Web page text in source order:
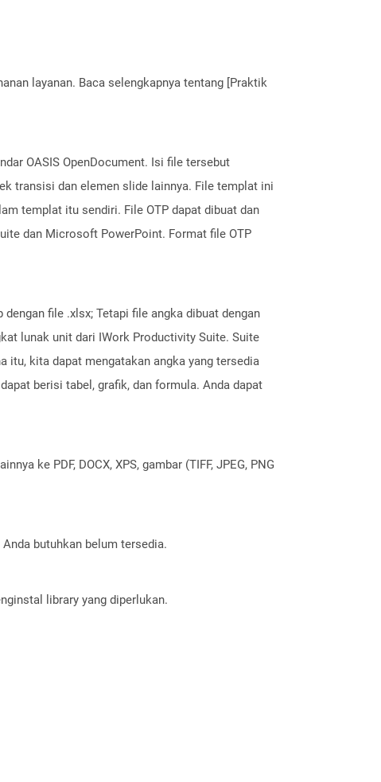
layanan. Baca selengkapnya tentang [Praktik
OASIS OpenDocument. Isi file tersebut
transisi dan elemen slide lainnya. File templat ini
templat itu sendiri. File OTP dapat dibuat dan
dan Microsoft PowerPoint. Format file OTP
file .xlsx; Tetapi file angka dibuat dengan
lunak unit dari IWork Productivity Suite. Suite
itu, kita dapat mengatakan angka yang tersedia
berisi tabel, grafik, dan formula. Anda dapat
ke PDF, DOCX, XPS, gambar (TIFF, JPEG, PNG
butuhkan belum tersedia.
library yang diperlukan.